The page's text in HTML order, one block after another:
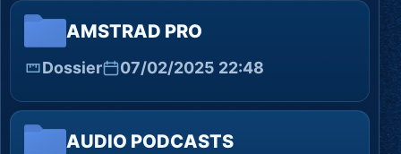
AMSTRAD PRO
Dossier 07/02/2025 22:48
AUDIO PODCASTS